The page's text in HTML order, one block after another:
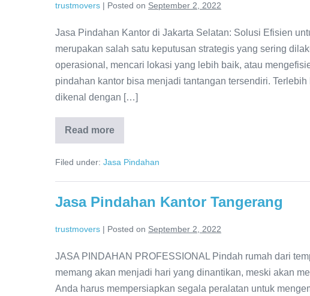
trustmovers | Posted on September 2, 2022
Jasa Pindahan Kantor di Jakarta Selatan: Solusi Efisien
merupakan salah satu keputusan strategis yang sering
operasional, mencari lokasi yang lebih baik, atau
pindahan kantor bisa menjadi tantangan tersendiri.
dikenal dengan […]
Read more
Jasa
Pindahan
Jakarta
Filed under: Jasa Pindahan
Jasa Pindahan Kantor Tangerang
trustmovers | Posted on September 2, 2022
JASA PINDAHAN PROFESSIONAL Pindah rumah dari
memang akan menjadi hari yang dinantikan, meski akan
Anda harus mempersiapkan segala peralatan untuk